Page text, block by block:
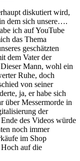
diskutiert wird,
dem sich unsere….
ich auf YouTube
das Thema
geschätzten
dem Vater der
Mann, wohl ein
Ruhe, doch
von seiner
ja, er habe sich
über Messermorde in
der
des Videos würde
noch immer
im Shop
auf die